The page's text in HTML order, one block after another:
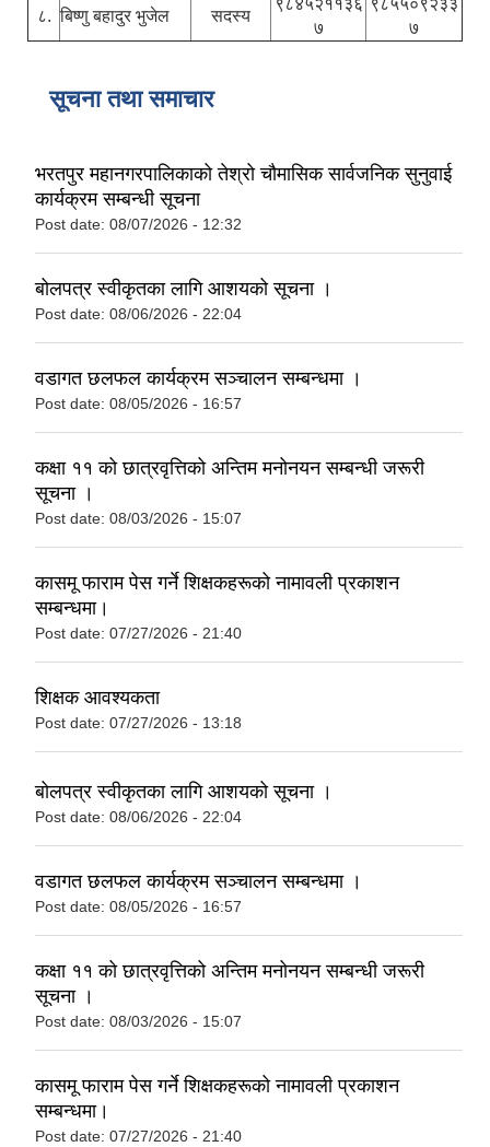
८. बिष्णु बहादुर भुजेल सदस्य
७
७
सूचना तथा समाचार
भरतपुर महानगरपालिकाको तेश्रो चौमासिक सार्वजनिक सुनुवाई
कार्यक्रम सम्बन्धी सूचना
Post date: 08/07/2026 - 12:32
बोलपत्र स्वीकृतका लागि आशयको सूचना ।
Post date: 08/06/2026 - 22:04
वडागत छलफल कार्यक्रम सञ्चालन सम्बन्धमा ।
Post date: 08/05/2026 - 16:57
कक्षा ११ को छात्रवृत्तिको अन्तिम मनोनयन सम्बन्धी जरूरी
सूचना ।
Post date: 08/03/2026 - 15:07
कासमू फाराम पेस गर्ने शिक्षकहरूको नामावली प्रकाशन
सम्बन्धमा।
Post date: 07/27/2026 - 21:40
शिक्षक आवश्यकता
Post date: 07/27/2026 - 13:18
बोलपत्र स्वीकृतका लागि आशयको सूचना ।
Post date: 08/06/2026 - 22:04
वडागत छलफल कार्यक्रम सञ्चालन सम्बन्धमा ।
Post date: 08/05/2026 - 16:57
कक्षा ११ को छात्रवृत्तिको अन्तिम मनोनयन सम्बन्धी जरूरी
सूचना ।
Post date: 08/03/2026 - 15:07
कासमू फाराम पेस गर्ने शिक्षकहरूको नामावली प्रकाशन
सम्बन्धमा।
Post date: 07/27/2026 - 21:40